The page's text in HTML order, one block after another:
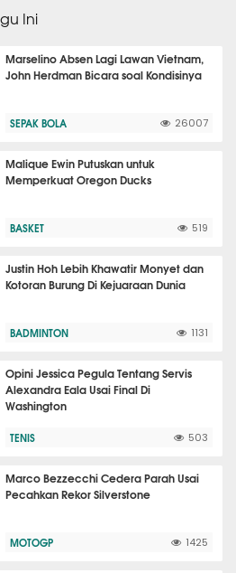
Ini
Marselino Absen Lagi Lawan Vietnam,
John Herdman Bicara soal Kondisinya
SEPAK BOLA 26007
Malique Ewin Putuskan untuk
Memperkuat Oregon Ducks
BASKET 519
Justin Hoh Lebih Khawatir Monyet dan
Kotoran Burung Di Kejuaraan Dunia
BADMINTON 1131
Opini Jessica Pegula Tentang Servis
Alexandra Eala Usai Final Di
Washington
TENIS 503
Marco Bezzecchi Cedera Parah Usai
Pecahkan Rekor Silverstone
MOTOGP 1425